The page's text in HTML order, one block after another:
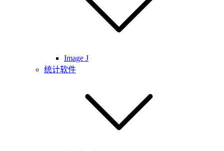
Image J
统计软件